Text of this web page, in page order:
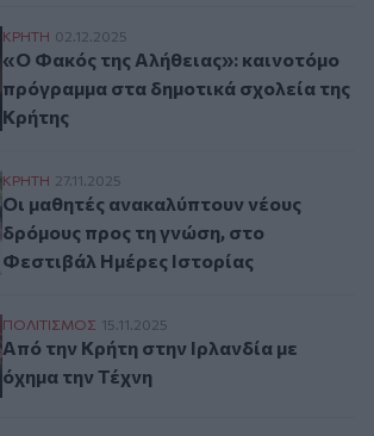
«Ο Φακός της Αλήθειας»: καινοτόμο
ΚΡΗΤΗ 02.12.2025
«Ο Φακός της Αλήθειας»: καινοτόμο
πρόγραμμα στα δημοτικά σχολεία της
Κρήτης
Οι μαθητές ανακαλύπτουν νέους
ΚΡΗΤΗ 27.11.2025
Οι μαθητές ανακαλύπτουν νέους
δρόμους προς τη γνώση, στο
Φεστιβάλ Ημέρες Ιστορίας
Από την Κρήτη στην Ιρλανδία με όχημα
ΠΟΛΙΤΙΣΜΟΣ 15.11.2025
Από την Κρήτη στην Ιρλανδία με
όχημα την Τέχνη